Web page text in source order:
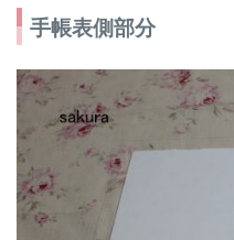
手帳表側部分